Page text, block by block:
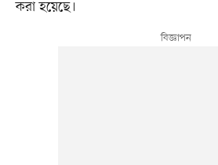
করা হয়েছে।